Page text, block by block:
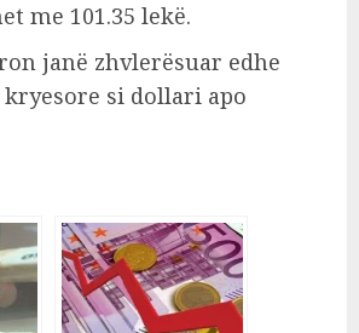
me 101.35 lekë.
janë zhvlerësuar edhe
si dollari apo